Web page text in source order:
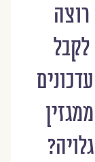
רוצה
לקבל
עדכונים
ממגזין
גלויה?